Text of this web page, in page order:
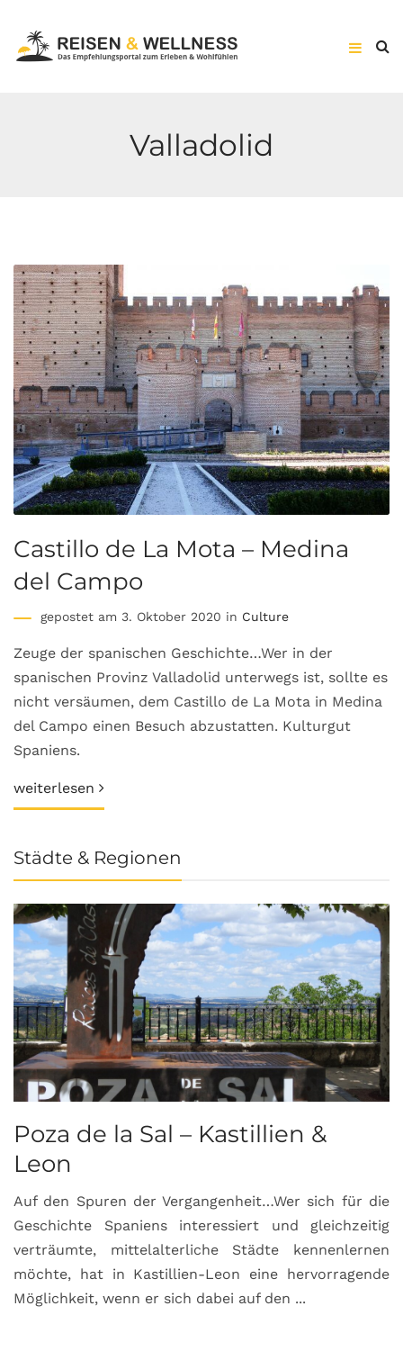
Valladolid
Castillo de La Mota – Medina
del Campo
gepostet am 3. Oktober 2020 in Culture
Zeuge der spanischen Geschichte…Wer in der
spanischen Provinz Valladolid unterwegs ist, sollte es
nicht versäumen, dem Castillo de La Mota in Medina
del Campo einen Besuch abzustatten. Kulturgut
Spaniens.
weiterlesen
Städte & Regionen
Poza de la Sal – Kastillien &
Leon
Auf den Spuren der Vergangenheit…Wer sich für die
Geschichte Spaniens interessiert und gleichzeitig
verträumte, mittelalterliche Städte kennenlernen
möchte, hat in Kastillien-Leon eine hervorragende
Möglichkeit, wenn er sich dabei auf den ...